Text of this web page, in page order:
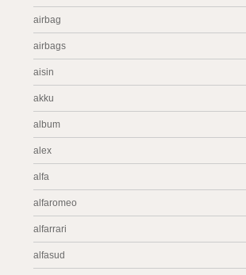
airbag
airbags
aisin
akku
album
alex
alfa
alfaromeo
alfarrari
alfasud